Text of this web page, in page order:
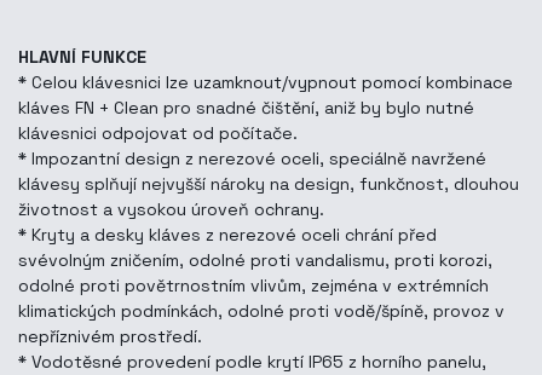
HLAVNÍ FUNKCE
* Celou klávesnici lze uzamknout/vypnout pomocí kombinace
kláves FN + Clean pro snadné čištění, aniž by bylo nutné
klávesnici odpojovat od počítače.
* Impozantní design z nerezové oceli, speciálně navržené
klávesy splňují nejvyšší nároky na design, funkčnost, dlouhou
životnost a vysokou úroveň ochrany.
* Kryty a desky kláves z nerezové oceli chrání před
svévolným zničením, odolné proti vandalismu, proti korozi,
odolné proti povětrnostním vlivům, zejména v extrémních
klimatických podmínkách, odolné proti vodě/špíně, provoz v
nepříznivém prostředí.
* Vodotěsné provedení podle krytí IP65 z horního panelu,